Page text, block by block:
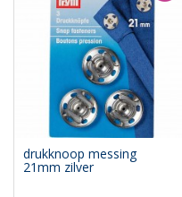
drukknoop messing
21mm zilver